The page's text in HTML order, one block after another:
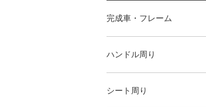
完成車・フレーム
ハンドル周り
シート周り